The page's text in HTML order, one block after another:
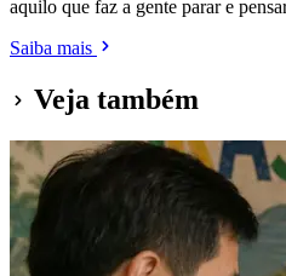
aquilo que faz a gente parar e
Saiba mais
Veja também